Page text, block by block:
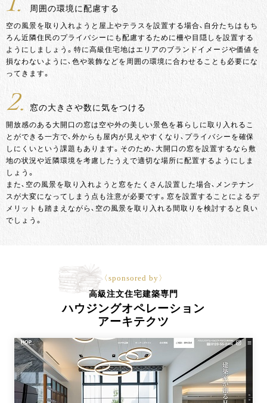
周囲の環境に配慮する
空の風景を取り入れようと屋上やテラスを設置する場合、自分たちはもち
ろん近隣住民のプライバシーにも配慮するために柵や目隠しを設置する
ようにしましょう。特に高級住宅地はエリアのブランドイメージや価値を
損なわないように、色や装飾などを周囲の環境に合わせることも必要にな
ってきます。
2. 窓の大きさや数に気をつける
開放感のある大開口の窓は空や外の美しい景色を暮らしに取り入れるこ
とができる一方で、外からも屋内が見えやすくなり、プライバシーを確保
しにくいという課題もあります。そのため、大開口の窓を設置するなら敷
地の状況や近隣環境を考慮したうえで適切な場所に配置するようにしま
しょう。
また、空の風景を取り入れようと窓をたくさん設置した場合、メンテナン
スが大変になってしまう点も注意が必要です。窓を設置することによるデ
メリットも踏まえながら、空の風景を取り入れる間取りを検討すると良い
でしょう。
〈sponsored by〉
高級注文住宅建築専門
ハウジングオペレーション
アーキテクツ